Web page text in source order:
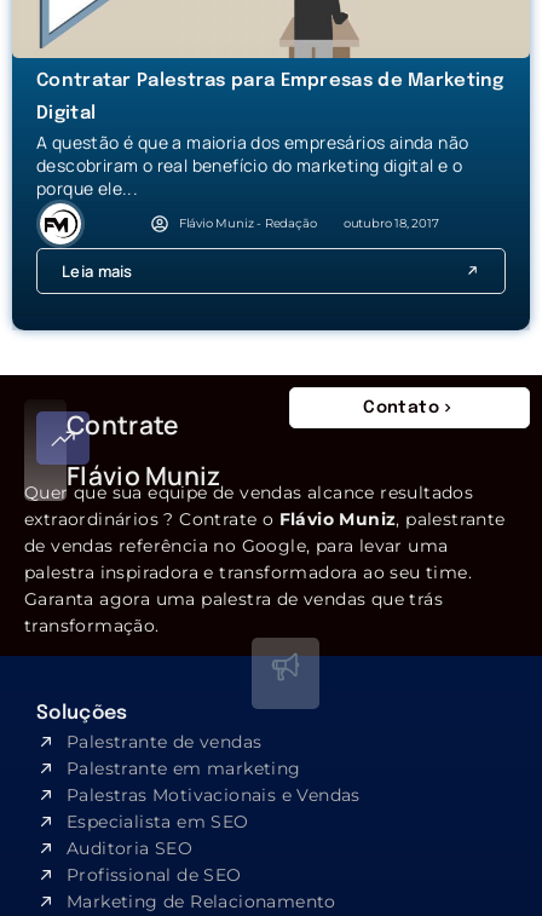
Contratar Palestras para Empresas de Marketing
Digital
A questão é que a maioria dos empresários ainda não
descobriram o real benefício do marketing digital e o
porque ele...
Flávio Muniz - Redação outubro 18, 2017
Leia mais
Contrate
Flávio Muniz
Contato
Quer que sua equipe de vendas alcance resultados
extraordinários ? Contrate o Flávio Muniz, palestrante
de vendas referência no Google, para levar uma
palestra inspiradora e transformadora ao seu time.
Garanta agora uma palestra de vendas que trás
transformação.
Soluções
Palestrante de vendas
Palestrante em marketing
Palestras Motivacionais e Vendas
Especialista em SEO​
Auditoria SEO
Profissional de SEO
Marketing de Relacionamento